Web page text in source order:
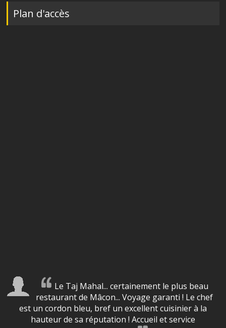
Plan d'accès
Le Taj Mahal... certainement le plus beau
restaurant de Mâcon... Voyage garanti ! Le chef
est un cordon bleu, bref un excellent cuisinier à la
hauteur de sa réputation ! Accueil et service